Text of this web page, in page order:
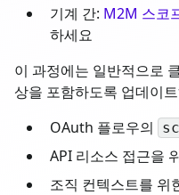
기계 간: M2M 스코
하세요
이 과정에는 일반적으로
상을 포함하도록 업데이
OAuth 플로우의
API 리소스 접근을
조직 컨텍스트를 위